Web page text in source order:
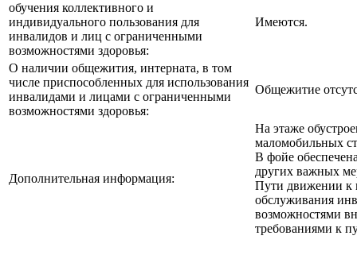
обучения коллективного и
индивидуального пользования для
инвалидов и лиц с ограниченными
возможностями здоровья:
Имеются.
О наличии общежития, интерната, в том
числе приспособленных для использования
инвалидами и лицами с ограниченными
возможностями здоровья:
Общежитие
Дополнительная информация:
На этаже
маломобильных
В фойе
других важных
Пути движении к
обслуживания
возможностями
требованиями к